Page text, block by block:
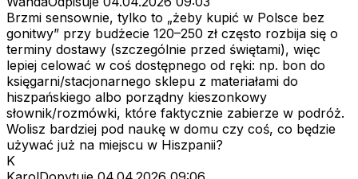
Brzmi sensownie, tylko to „żeby kupić w Polsce bez
gonitwy” przy budżecie 120–250 zł często rozbija się o
terminy dostawy (szczególnie przed świętami), więc
lepiej celować w coś dostępnego od ręki: np. bon do
księgarni/stacjonarnego sklepu z materiałami do
hiszpańskiego albo porządny kieszonkowy
słownik/rozmówki, które faktycznie zabierze w podróż.
Wolisz bardziej pod naukę w domu czy coś, co będzie
używać już na miejscu w Hiszpanii?
K